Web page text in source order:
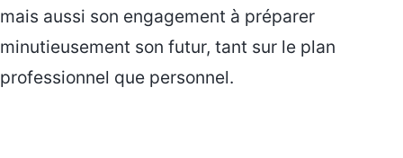
mais aussi son engagement à préparer
minutieusement son futur, tant sur le plan
professionnel que personnel.